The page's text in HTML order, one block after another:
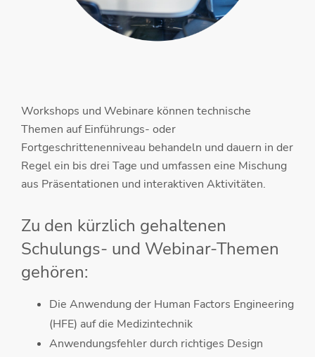
Workshops und Webinare können technische
Themen auf Einführungs- oder
Fortgeschrittenenniveau behandeln und dauern in der
Regel ein bis drei Tage und umfassen eine Mischung
aus Präsentationen und interaktiven Aktivitäten.
Zu den kürzlich gehaltenen
Schulungs- und Webinar-Themen
gehören:
Die Anwendung der Human Factors Engineering
(HFE) auf die Medizintechnik
Anwendungsfehler durch richtiges Design